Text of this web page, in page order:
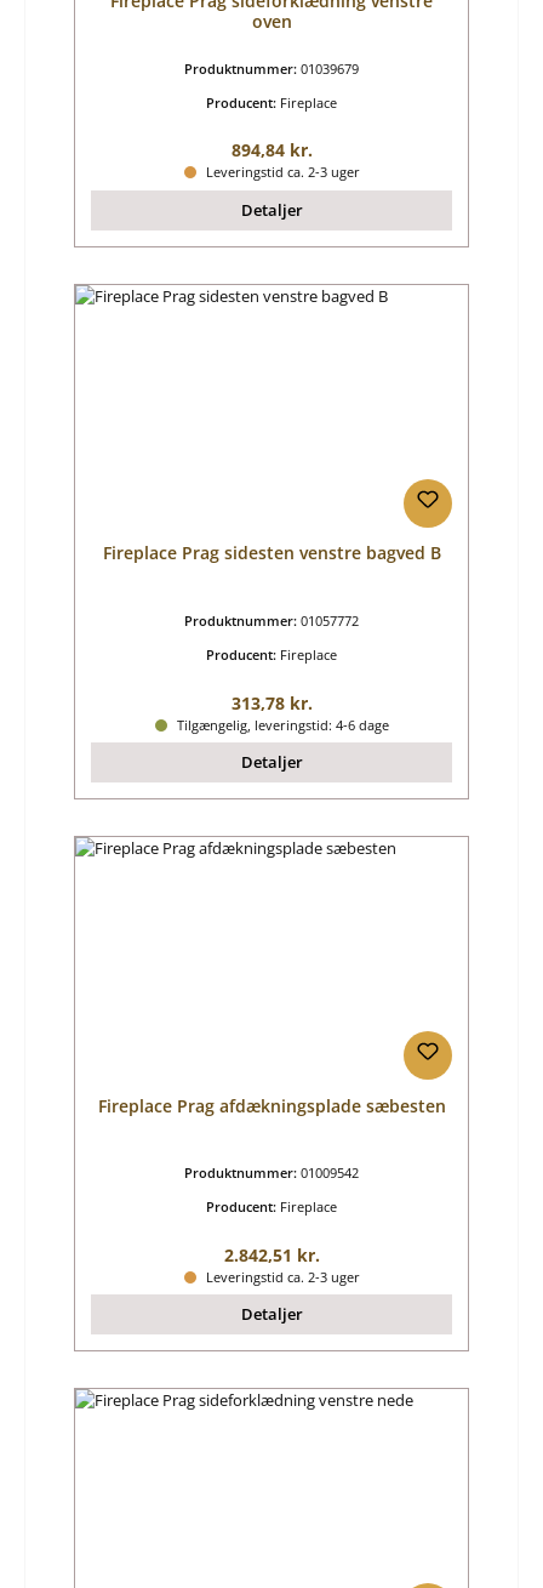
oven
Produktnummer: 01039679
Producent: Fireplace
Almindelig pris:
894,84 kr.
Leveringstid ca. 2-3 uger
Detaljer
Fireplace Prag sidesten venstre bagved B
Produktnummer: 01057772
Producent: Fireplace
Almindelig pris:
313,78 kr.
Tilgængelig, leveringstid: 4-6 dage
Detaljer
Fireplace Prag afdækningsplade sæbesten
Produktnummer: 01009542
Producent: Fireplace
Almindelig pris:
2.842,51 kr.
Leveringstid ca. 2-3 uger
Detaljer